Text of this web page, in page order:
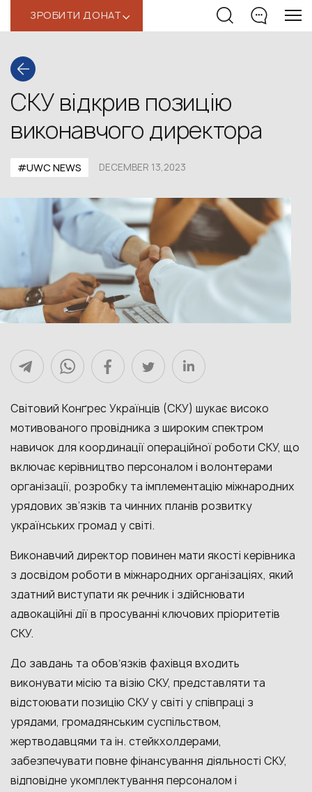
ЗРОБИТИ ДОНАТ‹
СКУ відкрив позицію
виконавчого директора
#UWС NEWS DECEMBER 13,2023
Світовий Конґрес Українців (СКУ) шукає високо
мотивованого провідника з широким спектром
навичок для координації операційної роботи СКУ, що
включає керівництво персоналом і волонтерами
організації, розробку та імплементацію міжнародних
урядових зв’язків та чинних планів розвитку
українських громад у світі.
Виконавчий директор повинен мати якості керівника
з досвідом роботи в міжнародних організаціях, який
здатний виступати як речник і здійснювати
адвокаційні дії в просуванні ключових пріоритетів
СКУ.
До завдань та обовʼязків фахівця входить
виконувати місію та візію СКУ, представляти та
відстоювати позицію СКУ у світі у співпраці з
урядами, громадянським суспільством,
жертводавцями та ін. стейкхолдерами,
забезпечувати повне фінансування діяльності СКУ,
відповідне укомплектування персоналом і